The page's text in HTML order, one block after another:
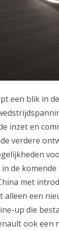
een blik in
inzet en
verdere
de komende
met
alleen een
up die
ook